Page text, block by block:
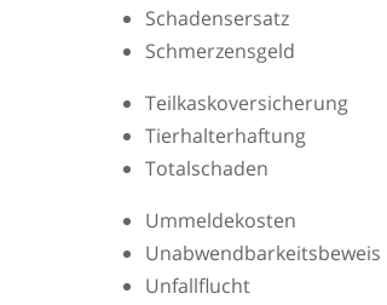
Schadensersatz
Schmerzensgeld
Teilkaskoversicherung
Tierhalterhaftung
Totalschaden
Ummeldekosten
Unabwendbarkeitsbeweis
Unfallflucht